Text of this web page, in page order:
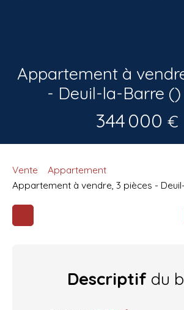
Appartement à
- Deuil-la-Barre ()
344 000 €
Vente
Appartement
Appartement à vendre, 3 pièces -
Descriptif du